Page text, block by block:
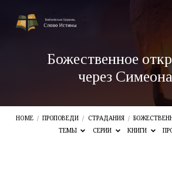
Божественное
через
HOME / ПРОПОВЕДИ / СТРАДАНИЯ /
ТЕМЫ
СЕРИИ КНИГИ